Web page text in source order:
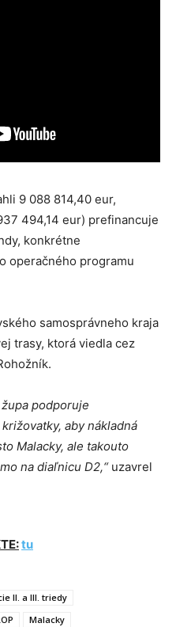
9 088 814,40 eur,
494,14 eur) prefinancuje
konkrétne
operačného programu
samosprávneho kraja
trasy, ktorá viedla cez
podporuje
aby nákladná
Malacky, ale takouto
na diaľnicu D2,“uzavrel
tu
II. a III. triedy
Malacky